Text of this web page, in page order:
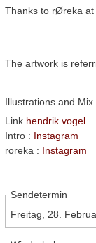
Thanks to rØreka at
The artwork is
Illustrations and Mix
Link hendrik vogel
Intro : Instagram
roreka : Instagram
Sendetermin
Freitag, 28.